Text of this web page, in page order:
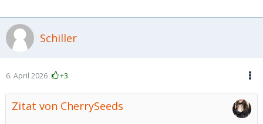
Schiller
6. April 2026 +3
Zitat von CherrySeeds